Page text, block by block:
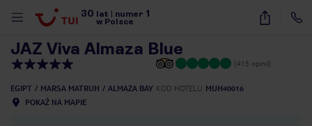
30 lat numer 1
w Polsce
25
JAZ Viva Almaza Blue
(415 opinii)
EGIPT MARSA MATRUH ALMAZA BAY KOD HOTELU MUH40016
POKAŻ NA MAPIE